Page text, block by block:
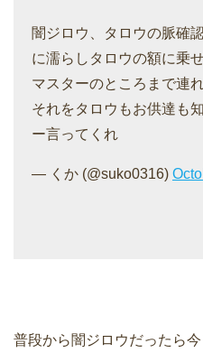
闇ジロウ、タロウの脈確
に濡らしタロウの額に乗
マスターのところまで連
それをタロウもお供達も
ー言ってくれ
— くか (@suko0316)
普段から闇ジロウだったら